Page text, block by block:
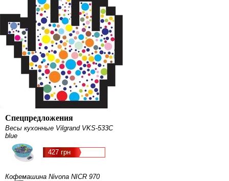
Спецпредложения
Весы кухонные Vilgrand VKS-533C
blue
427 грн
Кофемашина Nivona NICR 970